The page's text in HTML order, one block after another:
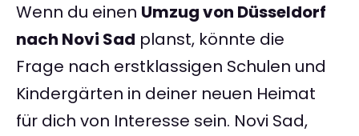
Wenn du einen Umzug von Düsseldorf
nach Novi Sad planst, könnte die
Frage nach erstklassigen Schulen und
Kindergärten in deiner neuen Heimat
für dich von Interesse sein. Novi Sad,